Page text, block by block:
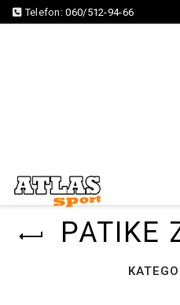
Telefon:060/512-94-66
PATIKE